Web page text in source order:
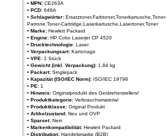
• MPN: CE263A
• PCD: 648A
• Schlagwörter: Ersatztoner,Farbtoner,Tonerkartusche,Toner-
Patrone,Toner-Cartridge,Laserkartusche,Lasertoner,Toner
• Marke: Hewlett Packard
• Engine: HP Color Laserjet CP 4520
• Drucktechnologie: Laser
• Verpackungsart: Kartonage
• VPE: 1 Stück
• Gewicht (inkl. Verpackung): 1.84 kg
• Packart: Singlepack
• Kapazität (ISO/IEC Norm): ISO/IEC 19798
• PE: 1
• Hinweis: Originalprodukt des Geräteherstellers!
• Produktkategorie: Verbrauchsmaterial
• Produktklasse: Original Produkt
• Artikelzustand: Neu und OVP
• Sparset: Nein
• Markenkompatibilität: Hewlett Packard
• Distribution: Handelsmarke (B2B)